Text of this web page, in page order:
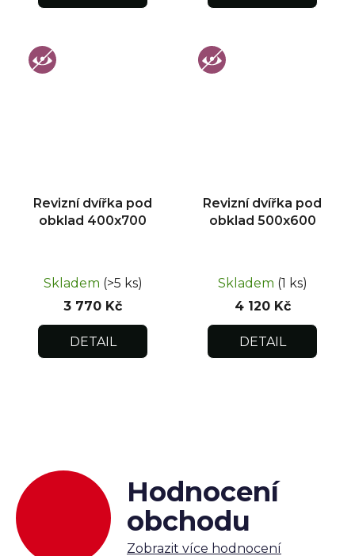
Revizní dvířka pod
obklad 400x700
Skladem (>5 ks)
3 770 Kč
DETAIL
Revizní dvířka pod
obklad 500x600
Skladem (1 ks)
4 120 Kč
DETAIL
Hodnocení
obchodu
Zobrazit více hodnocení